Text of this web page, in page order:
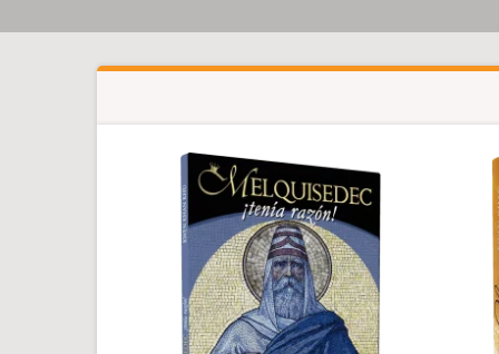
Antropologice